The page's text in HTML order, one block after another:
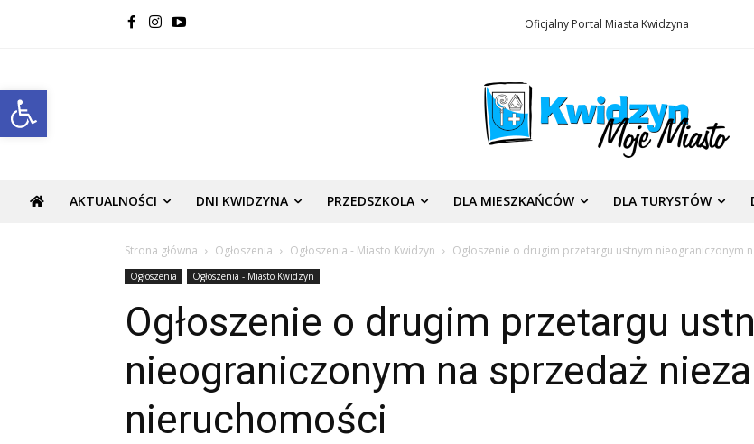
Open toolbar
Oficjalny Portal Miasta Kwidzyna
AKTUALNOŚCI DNI KWIDZYNA PRZEDSZKOLA DLA MIESZKAŃCÓW DLA TURYSTÓW
Strona główna Ogłoszenia Ogłoszenia - Miasto Kwidzyn Ogłoszenie o drugim przetargu ustnym nieograniczonym
Ogłoszenia Ogłoszenia - Miasto Kwidzyn
Ogłoszenie o drugim przetargu
nieograniczonym na sprzedaż
nieruchomości